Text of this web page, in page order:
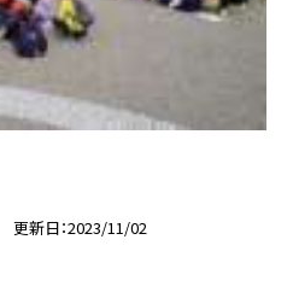
更新日 2023/11/02